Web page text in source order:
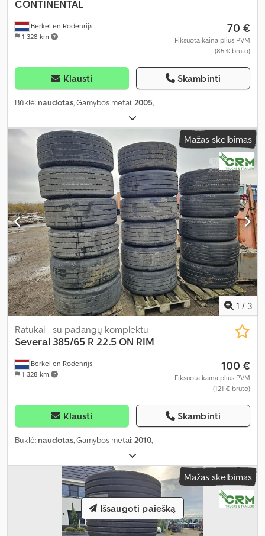
Berkel en Rodenrijs
1 328 km
CONTINENTAL
70 €
Fiksuota kaina plius PVM
(85 € bruto)
Klausti Skambinti
Būklė: naudotas, Gamybos metai: 2005,
Mažas skelbimas
1 / 3
Berkel en Rodenrijs
1 328 km
Ratukai - su padangų komplektu
Several 385/65 R 22.5 ON RIM
100 €
Fiksuota kaina plius PVM
(121 € bruto)
Klausti Skambinti
Būklė: naudotas, Gamybos metai:2010,
Mažas skelbimas
Išsaugoti paiešką